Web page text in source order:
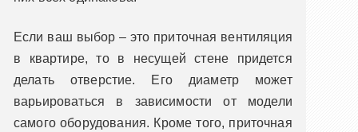
Если ваш выбор – это приточная вентиляция
в квартире, то в несущей стене придется
делать отверстие. Его диаметр может
варьироваться в зависимости от модели
самого оборудования. Кроме того, приточная